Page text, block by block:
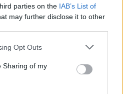
parties on the IAB’s List of
may further disclose it to other
Opt Outs
Sharing of my
- 11:00
οδηγεί σε απώλεια